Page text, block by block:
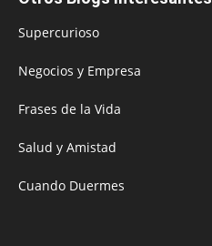
Supercurioso
Negocios y Empresa
Frases de la Vida
Salud y Amistad
Cuando Duermes